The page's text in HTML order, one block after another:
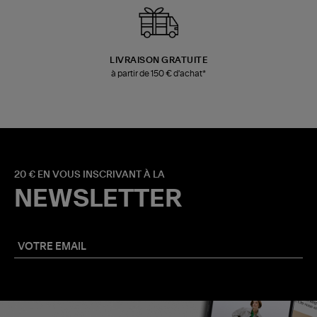
LIVRAISON GRATUITE
à partir de 150 € d'achat*
20 € EN VOUS INSCRIVANT À LA
NEWSLETTER